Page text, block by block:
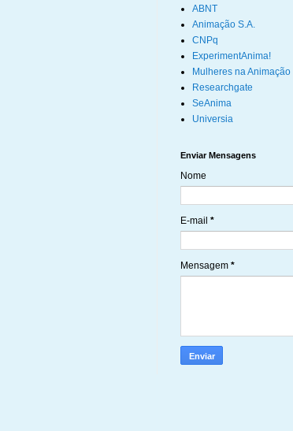
ABNT
Animação S.A.
CNPq
ExperimentAnima!
Mulheres na Animação
Researchgate
SeAnima
Universia
Enviar Mensagens
Nome
E-mail *
Mensagem *